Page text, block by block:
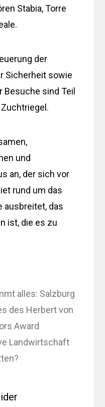
Stabia, Torre
der
Sicherheit sowie
Besuche sind Teil
und
an, der sich vor
rund um das
ausbreitet, das
ist, die es zu
alles: Salzburg
des Herbert von
Award
Landwirtschaft